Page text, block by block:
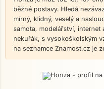
běžné postavy. Hledá
mírný, klidný, veselý a
samota, modelářství, internet
nekuřák, s vysokoškolským
na seznamce Znamost.cz je